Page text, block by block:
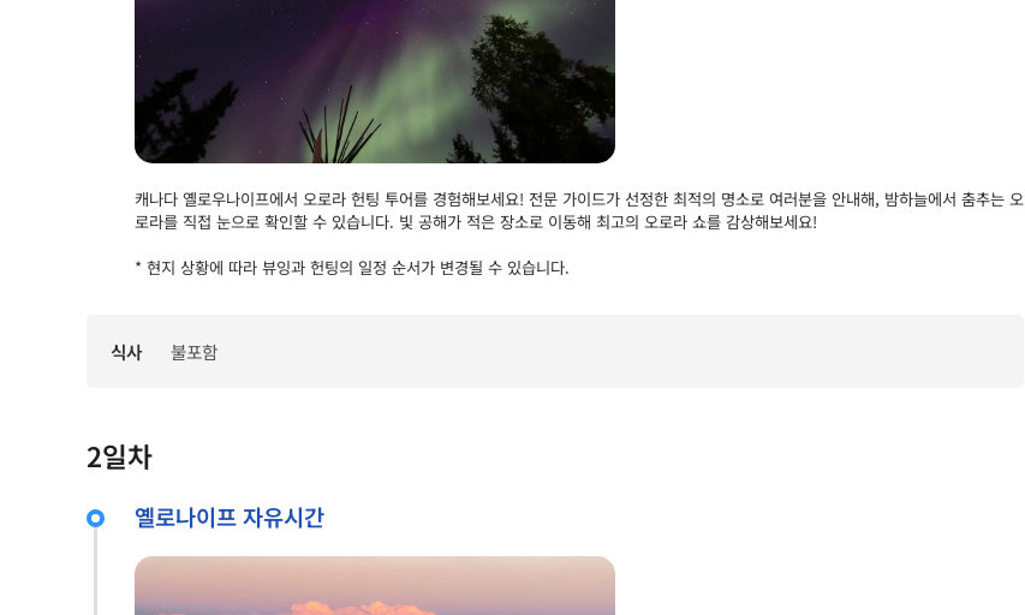
캐나다 옐로우나이프에서 오로라 헌팅 투어를 경험해보세요! 전문 가이드가 선정한 최적의 명소로 여러분을 안내해, 밤하늘에서 춤추는 오
로라를 직접 눈으로 확인할 수 있습니다. 빛 공해가 적은 장소로 이동해 최고의 오로라 쇼를 감상해보세요!
* 현지 상황에 따라 뷰잉과 헌팅의 일정 순서가 변경될 수 있습니다.
식사 불포함
2일차
옐로나이프 자유시간